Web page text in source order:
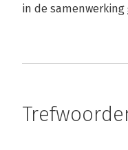
in de samenwerking